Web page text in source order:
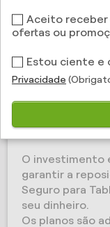
O tablet é um
da atualidade e
crescimento
deste tipo de
E a melhor
tablet em caso
um seguro
O investimento
garantir a
Seguro para
seu dinheiro.
Os planos são
Aceito receber
ofertas ou
Estou ciente e
Privacidade